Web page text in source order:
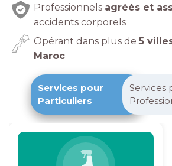
Professionnels agréés et
accidents corporels
Opérant dans plus de 5
Maroc
Services pour
Particuliers
Services